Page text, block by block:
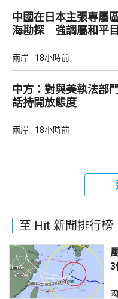
中國在日本主張專屬
海勘探 強調屬和平
兩岸 18小時前
中方：對與美執法部
話持開放態度
兩岸 18小時前
至 Hit 新聞排行榜
3